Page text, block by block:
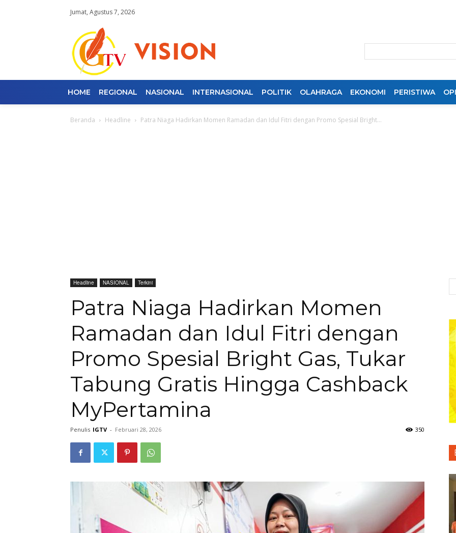
Jumat, Agustus 7, 2026
HOME REGIONAL NASIONAL INTERNASIONAL POLITIK OLAHRAGA EKONOMI PERISTIWA
Beranda Headline Patra Niaga Hadirkan Momen Ramadan dan Idul Fitri dengan Promo Spesial Bright...
Headline NASIONAL Terkini
Patra Niaga Hadirkan Momen
Ramadan dan Idul Fitri dengan
Promo Spesial Bright Gas, Tukar
Tabung Gratis Hingga Cashback
MyPertamina
Penulis IGTV - Februari 28, 2026 350